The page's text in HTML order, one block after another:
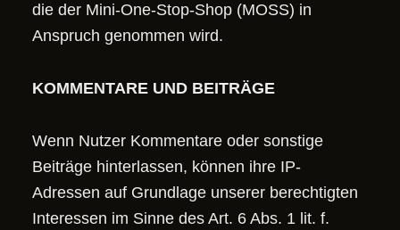
die der Mini-One-Stop-Shop (MOSS) in
Anspruch genommen wird.
KOMMENTARE UND BEITRÄGE
Wenn Nutzer Kommentare oder sonstige
Beiträge hinterlassen, können ihre IP-
Adressen auf Grundlage unserer berechtigten
Interessen im Sinne des Art. 6 Abs. 1 lit. f.